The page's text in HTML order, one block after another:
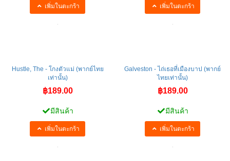
เพิ่มในตะกร้า เพิ่มในตะกร้า
Hustle, The - โกงตัวแม่ (พากย์ไทย
เท่านั้น)
฿189.00
มีสินค้า
เพิ่มในตะกร้า
Galveston - ไถ่เธอที่เมืองบาป (พากย์
ไทยเท่านั้น)
฿189.00
มีสินค้า
เพิ่มในตะกร้า